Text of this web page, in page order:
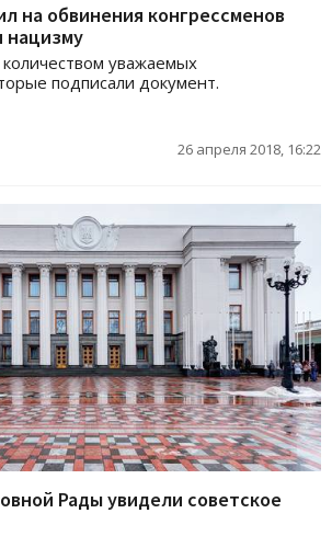
на обвинения конгрессменов
нацизму
уважаемых
подписали документ.
26 апреля 2018, 16:22
Рады увидели советское